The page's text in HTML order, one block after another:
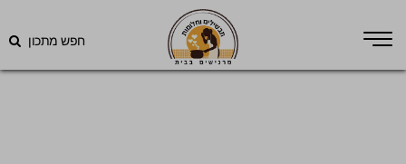
חפש מתכון